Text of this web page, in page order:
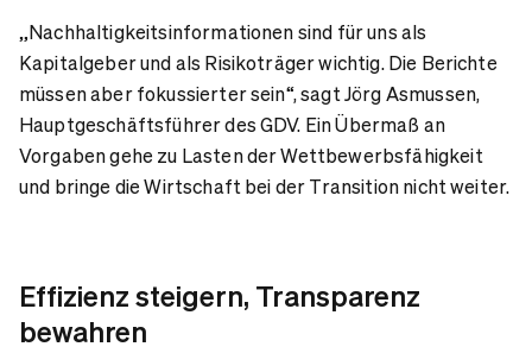
„Nachhaltigkeitsinformationen sind für uns als
Kapitalgeber und als Risikoträger wichtig. Die Berichte
müssen aber fokussierter sein“, sagt Jörg Asmussen,
Hauptgeschäftsführer des GDV. Ein Übermaß an
Vorgaben gehe zu Lasten der Wettbewerbsfähigkeit
und bringe die Wirtschaft bei der Transition nicht weiter.
Effizienz steigern, Transparenz
bewahren